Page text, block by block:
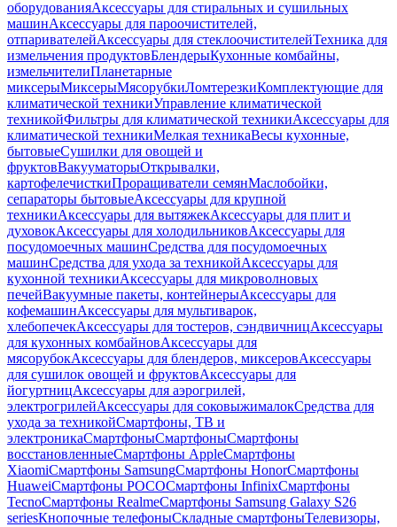
оборудованияАксессуары для стиральных и сушильных
машинАксессуары для пароочистителей,
отпаривателейАксессуары для стеклоочистителейТехника для
измельчения продуктовБлендерыКухонные комбайны,
измельчителиПланетарные
миксерыМиксерыМясорубкиЛомтерезкиКомплектующие для
климатической техникиУправление климатической
техникойФильтры для климатической техникиАксессуары для
климатической техникиМелкая техникаВесы кухонные,
бытовыеСушилки для овощей и
фруктовВакууматорыОткрывалки,
картофелечисткиПроращиватели семянМаслобойки,
сепараторы бытовыеАксессуары для крупной
техникиАксессуары для вытяжекАксессуары для плит и
духовокАксессуары для холодильниковАксессуары для
посудомоечных машинСредства для посудомоечных
машинСредства для ухода за техникойАксессуары для
кухонной техникиАксессуары для микроволновых
печейВакуумные пакеты, контейнерыАксессуары для
кофемашинАксессуары для мультиварок,
хлебопечекАксессуары для тостеров, сэндвичницАксессуары
для кухонных комбайновАксессуары для
мясорубокАксессуары для блендеров, миксеровАксессуары
для сушилок овощей и фруктовАксессуары для
йогуртницАксессуары для аэрогрилей,
электрогрилейАксессуары для соковыжималокСредства для
ухода за техникойСмартфоны, ТВ и
электроникаСмартфоныСмартфоныСмартфоны
восстановленныеСмартфоны AppleСмартфоны
XiaomiСмартфоны SamsungСмартфоны HonorСмартфоны
HuaweiСмартфоны POCOСмартфоны InfinixСмартфоны
TecnoСмартфоны RealmeСмартфоны Samsung Galaxy S26
seriesКнопочные телефоныСкладные смартфоныТелевизоры,